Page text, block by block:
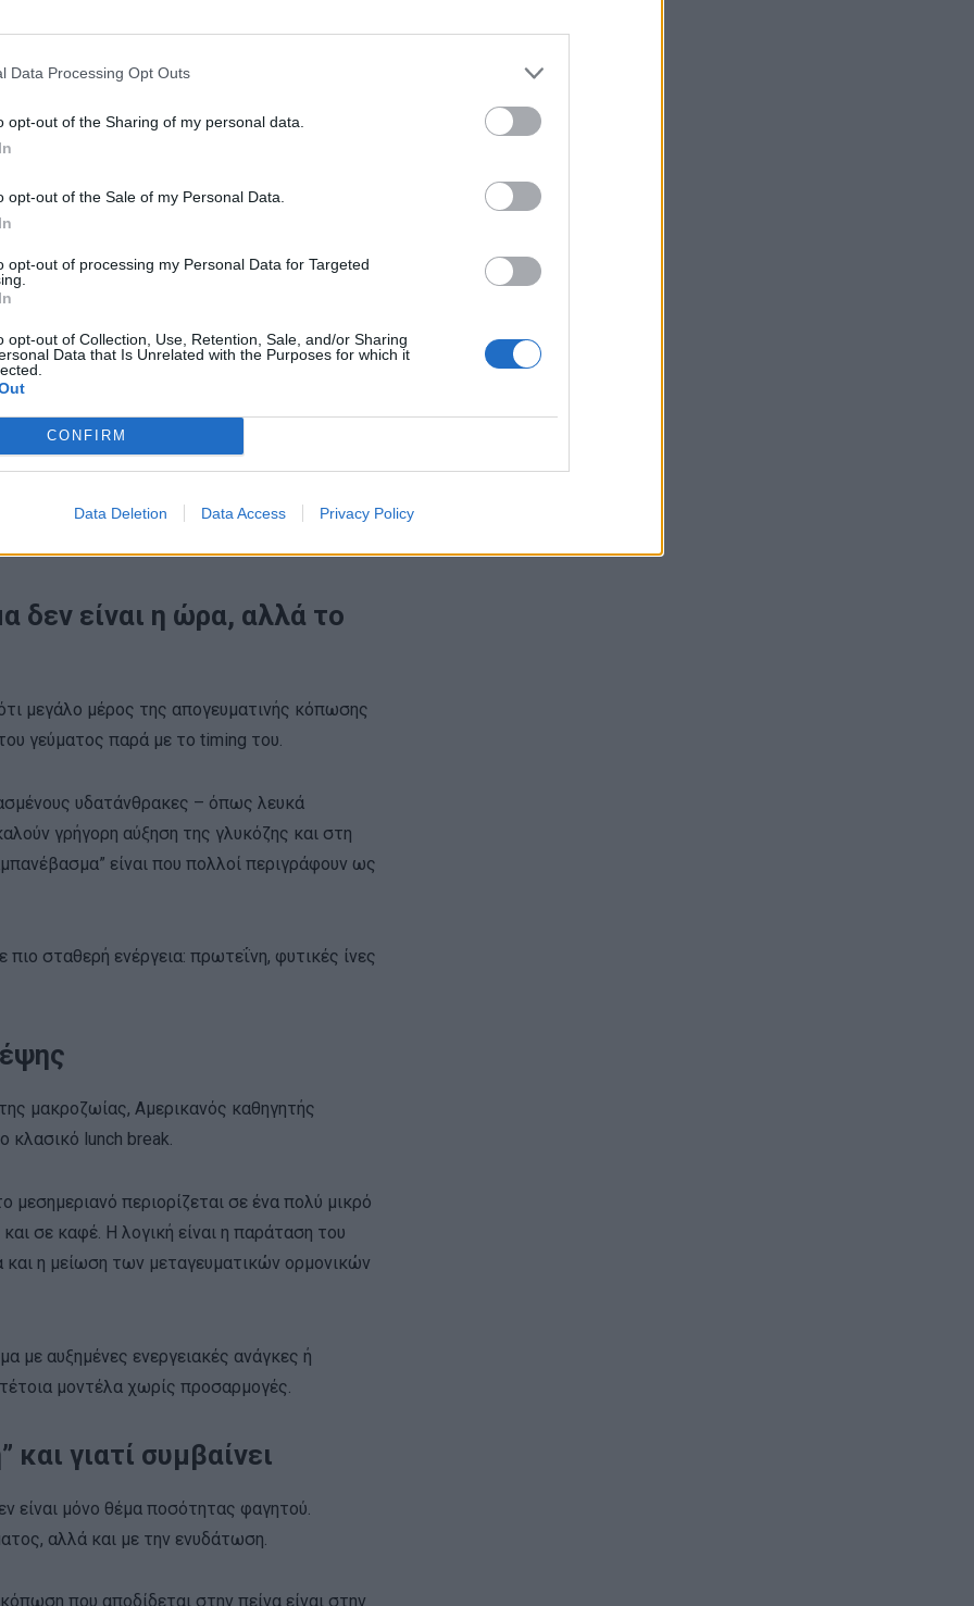
Data Processing Opt Outs
opt-out of the Sharing of my personal data.
opt-out of the Sale of my Personal Data.
opt-out of processing my Personal Data for Targeted
opt-out of Collection, Use, Retention, Sale, and/or Sharing
Data that Is Unrelated with the Purposes for which it
CONFIRM
Data Deletion Data Access Privacy Policy
μεσημεριανό
το lunch δεν είναι αυστηρή ώρα αλλά σημείο
μεταξύ πρωινού και δείπνου.
δείπνο στις 20:00), αυτό μεταφράζεται σε
στη σταθερότητα του κιρκάδιου ρυθμού και
μέσα στην ημέρα.
δεν είναι η ώρα, αλλά το
μεγάλο μέρος της απογευματινής κόπωσης
γεύματος παρά με το timing του.
υδατάνθρακες – όπως λευκά
γρήγορη αύξηση της γλυκόζης και στη
είναι που πολλοί περιγράφουν ως
σταθερή ενέργεια: πρωτεΐνη, φυτικές ίνες
μακροζωίας, Αμερικανός καθηγητής
κλασικό lunch break.
περιορίζεται σε ένα πολύ μικρό
σε καφέ. Η λογική είναι η παράταση του
η μείωση των μεταγευματικών ορμονικών
με αυξημένες ενεργειακές ανάγκες ή
μοντέλα χωρίς προσαρμογές.
γιατί συμβαίνει
είναι μόνο θέμα ποσότητας φαγητού.
αλλά και με την ενυδάτωση.
που αποδίδεται στην πείνα είναι στην